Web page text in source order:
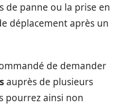
de panne ou la prise en
déplacement après un
de demander
auprès de plusieurs
pourrez ainsi non